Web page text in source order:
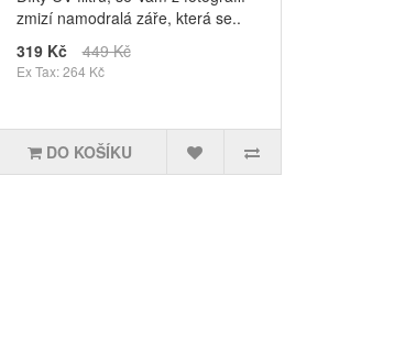
zmizí namodralá záře, která se..
319 Kč
449 Kč
Ex Tax: 264 Kč
DO KOŠÍKU